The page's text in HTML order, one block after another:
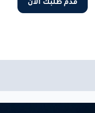
قدم طلبك الآن